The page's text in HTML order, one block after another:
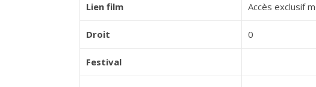
Lien film Accès exclusif
Droit 0
Festival